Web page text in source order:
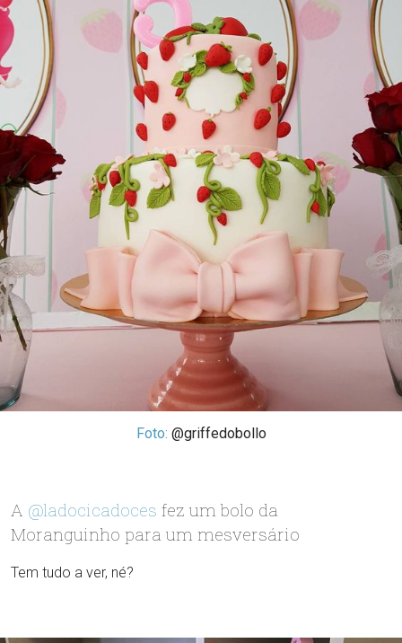
Foto: @griffedobollo
A @ladocicadoces fez um bolo da
Moranguinho para um mesversário
Tem tudo a ver, né?